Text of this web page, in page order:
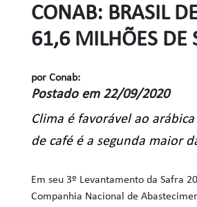
CONAB: BRASIL
61,6 MILHÕES DE
por Conab:
Postado em 22/09/2020
Clima é favorável ao
de café é a segunda maior
Em seu 3º Levantamento da Safra
Companhia Nacional de